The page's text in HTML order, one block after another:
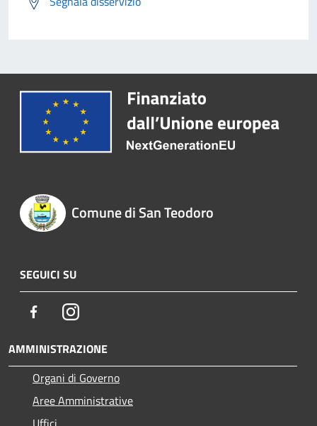
Comune di San Teodoro
SEGUICI SU
FacebookInstagram
AMMINISTRAZIONE
Organi di Governo
Aree Amministrative